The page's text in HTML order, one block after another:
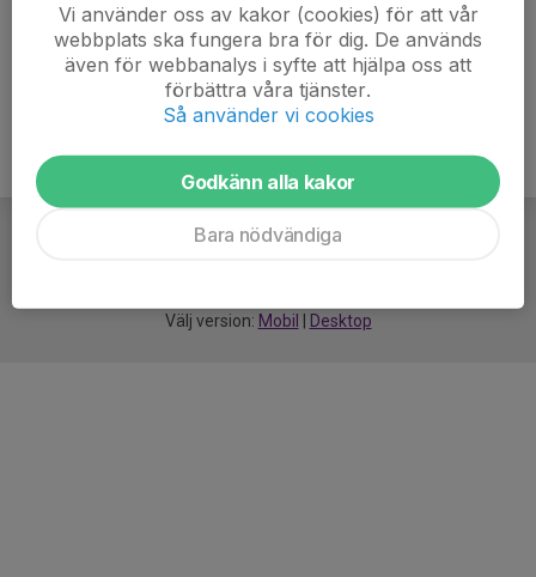
Välj version: Mobil Desktop
Vi använder oss av kakor (cookies) för att vår
webbplats ska fungera bra för dig. De används
även för webbanalys i syfte att hjälpa oss att
förbättra våra tjänster.
Så använder vi cookies
Godkänn alla kakor
Bara nödvändiga